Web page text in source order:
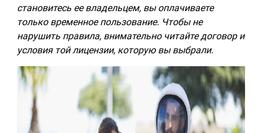
становитесь ее владельцем, вы оплачиваете
только временное пользование. Чтобы не
нарушить правила, внимательно читайте договор и
условия той лицензии, которую вы выбрали.